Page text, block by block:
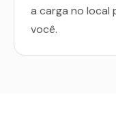
a carga no local
você.